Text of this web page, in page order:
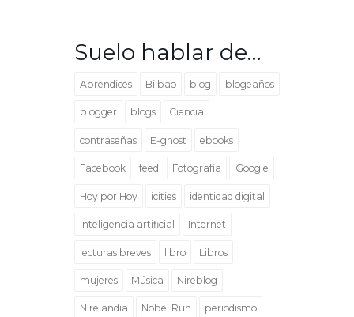
Suelo hablar de…
Aprendices Bilbao blog blogeaños
blogger blogs Ciencia
contraseñas E-ghost ebooks
Facebook feed Fotografía Google
Hoy por Hoy icities identidad digital
inteligencia artificial Internet
lecturas breves libro Libros
mujeres Música Nireblog
Nirelandia Nobel Run periodismo